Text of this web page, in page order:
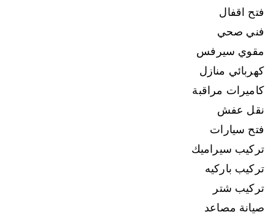
فتح اقفال
فني صحي
مقوي سيرفس
كهربائي منازل
كاميرات مراقبة
نقل عفش
فتح سيارات
تركيب سيراميك
تركيب باركيه
تركيب شتر
صيانة مصاعد